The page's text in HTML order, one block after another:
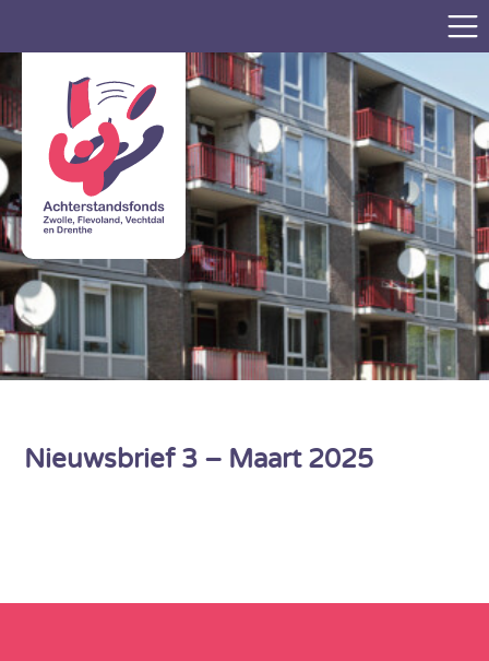
Nieuwsbrief 3 – Maart 2025